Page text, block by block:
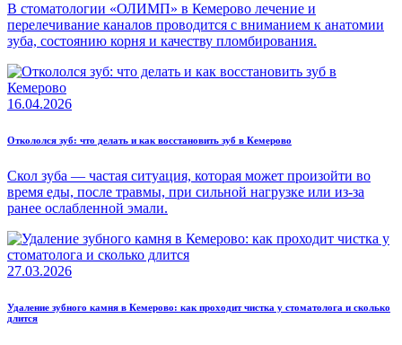
В стоматологии «ОЛИМП» в Кемерово лечение и
перелечивание каналов проводится с вниманием к анатомии
зуба, состоянию корня и качеству пломбирования.
16.04.2026
Откололся зуб: что делать и как восстановить зуб в Кемерово
Скол зуба — частая ситуация, которая может произойти во
время еды, после травмы, при сильной нагрузке или из-за
ранее ослабленной эмали.
27.03.2026
Удаление зубного камня в Кемерово: как проходит чистка у стоматолога и сколько
длится